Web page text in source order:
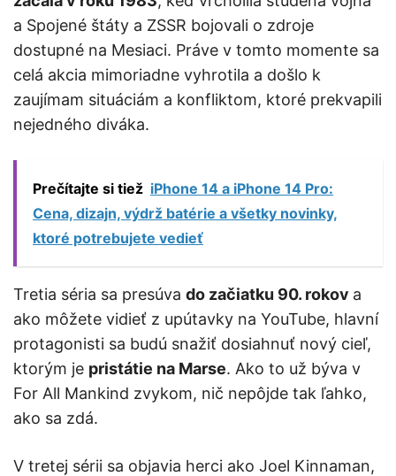
a Spojené štáty a ZSSR bojovali o zdroje
dostupné na Mesiaci. Práve v tomto momente sa
celá akcia mimoriadne vyhrotila a došlo k
zaujímam situáciám a konfliktom, ktoré prekvapili
nejedného diváka.
Prečítajte si tiež iPhone 14 a iPhone 14 Pro:
Cena, dizajn, výdrž batérie a všetky novinky,
ktoré potrebujete vedieť
Tretia séria sa presúva do začiatku 90. rokov a
ako môžete vidieť z upútavky na YouTube, hlavní
protagonisti sa budú snažiť dosiahnuť nový cieľ,
ktorým je pristátie na Marse. Ako to už býva v
For All Mankind zvykom, nič nepôjde tak ľahko,
ako sa zdá.
V tretej sérii sa objavia herci ako Joel Kinnaman,